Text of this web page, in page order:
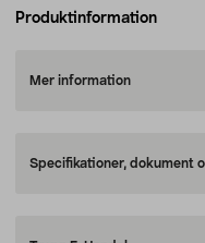
Produktinformation
Mer information
Specifikationer, dokument